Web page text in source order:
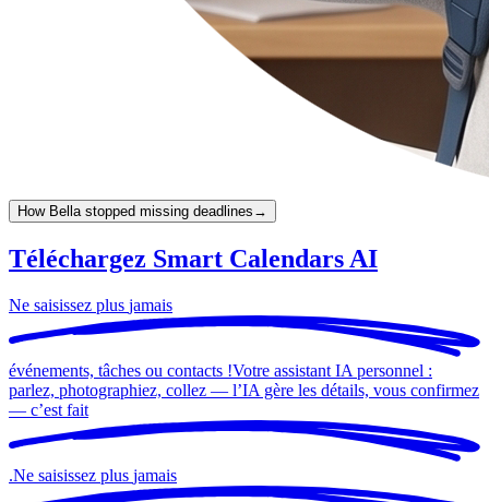
How Bella stopped missing deadlines →
Téléchargez Smart Calendars AI
Ne saisissez plus jamais
événements, tâches ou contacts !Votre assistant IA personnel :
parlez, photographiez, collez — l’IA gère les détails, vous confirmez
— c’est fait
.Ne saisissez plus jamais